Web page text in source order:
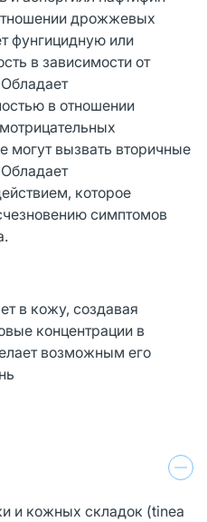
дрожжевых
фунгицидную или
в зависимости от
в отношении
могут вызвать вторичные
которое
симптомов
в кожу, создавая
концентрации в
возможным его
и кожных складок (tinea